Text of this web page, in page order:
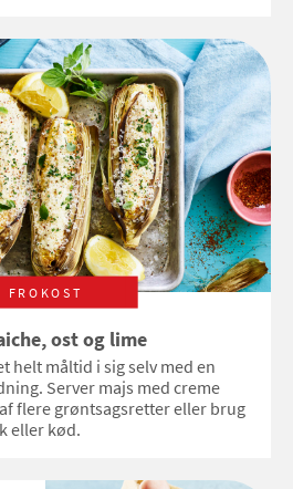
FROKOST
ost og lime
helt måltid i sig selv med en
Server majs med creme
flere grøntsagsretter eller brug
eller kød.